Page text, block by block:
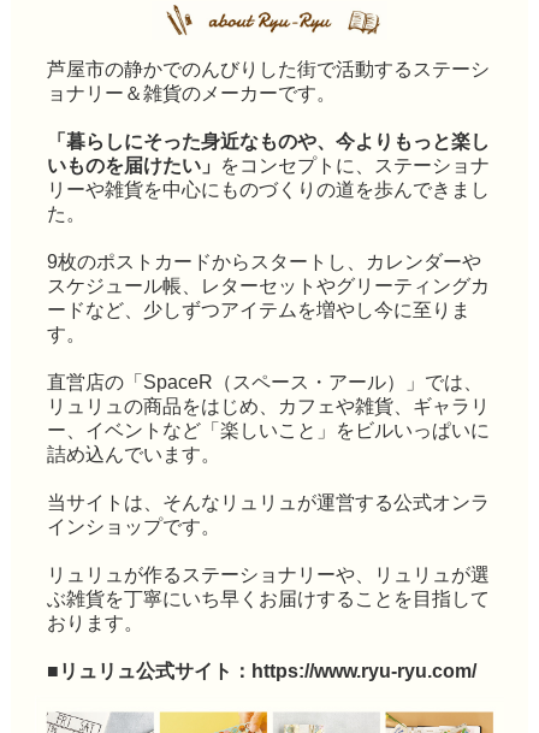
芦屋市の静かでのんびりした街で活動するステーシ
ョナリー＆雑貨のメーカーです。
「暮らしにそった身近なものや、今よりもっと楽し
いものを届けたい」
をコンセプトに、ステーショナ
リーや雑貨を中心にものづくりの道を歩んできまし
た。
9枚のポストカードからスタートし、カレンダーや
スケジュール帳、レターセットやグリーティングカ
ードなど、少しずつアイテムを増やし今に至りま
す。
直営店の「SpaceR（スペース・アール）」では、
リュリュの商品をはじめ、カフェや雑貨、ギャラリ
ー、イベントなど「楽しいこと」をビルいっぱいに
詰め込んでいます。
当サイトは、そんなリュリュが運営する公式オンラ
インショップです。
リュリュが作るステーショナリーや、リュリュが選
ぶ雑貨を丁寧にいち早くお届けすることを目指して
おります。
■リュリュ公式サイト： https://www.ryu-ryu.com/